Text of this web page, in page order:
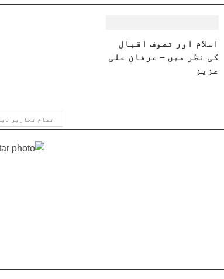
اسلام اور تصوف اقبال
کی نظر میں – عرفان علی
عزیز
تمام تحاریر